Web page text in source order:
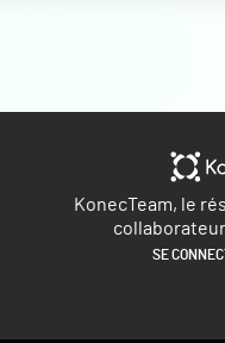
KonecTeam, le
SE